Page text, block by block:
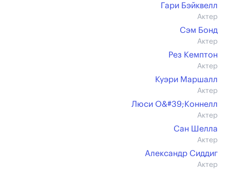
Гари Бэйквелл
Актер
Сэм Бонд
Актер
Рез Кемптон
Актер
Куэри Маршалл
Актер
Люси О&#39;Коннелл
Актер
Сан Шелла
Актер
Александр Сиддиг
Актер